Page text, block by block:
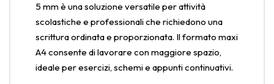
5 mm è una soluzione versatile per attività
scolastiche e professionali che richiedono una
scrittura ordinata e proporzionata. Il formato maxi
A4 consente di lavorare con maggiore spazio,
ideale per esercizi, schemi e appunti continuativi.